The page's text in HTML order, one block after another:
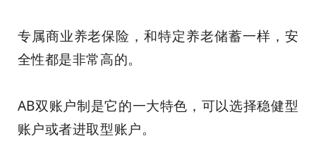
专属商业养老保险，和特定养老储蓄一样，安
全性都是非常高的。
AB双账户制是它的一大特色，可以选择稳健型
账户或者进取型账户。